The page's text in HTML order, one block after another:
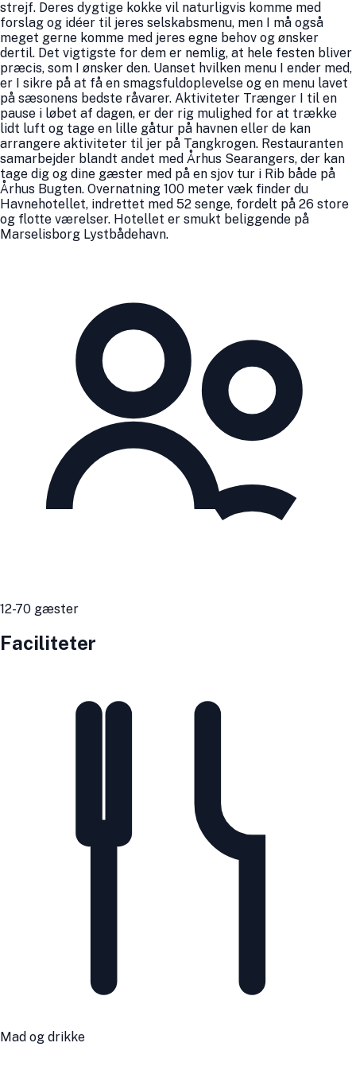
strejf. Deres dygtige kokke vil naturligvis komme med
forslag og idéer til jeres selskabsmenu, men I må også
meget gerne komme med jeres egne behov og ønsker
dertil. Det vigtigste for dem er nemlig, at hele festen bliver
præcis, som I ønsker den. Uanset hvilken menu I ender med,
er I sikre på at få en smagsfuldoplevelse og en menu lavet
på sæsonens bedste råvarer. Aktiviteter Trænger I til en
pause i løbet af dagen, er der rig mulighed for at trække
lidt luft og tage en lille gåtur på havnen eller de kan
arrangere aktiviteter til jer på Tangkrogen. Restauranten
samarbejder blandt andet med Århus Searangers, der kan
tage dig og dine gæster med på en sjov tur i Rib både på
Århus Bugten. Overnatning 100 meter væk finder du
Havnehotellet, ind­rettet med 52 senge, fordelt på 26 store
og flotte værel­ser. Hotel­let er smukt belig­gende på
Marselis­borg Lyst­både­havn.
12-70 gæster
Faciliteter
Mad og drikke